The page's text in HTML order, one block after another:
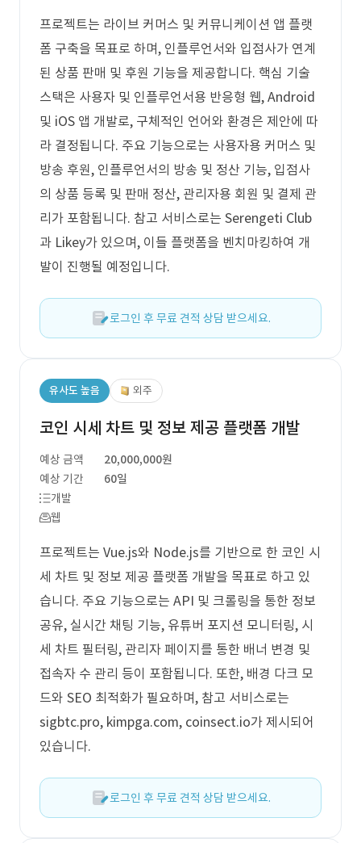
프로젝트는 라이브 커머스 및 커뮤니케이션 앱 플랫
폼 구축을 목표로 하며, 인플루언서와 입점사가 연계
된 상품 판매 및 후원 기능을 제공합니다. 핵심 기술
스택은 사용자 및 인플루언서용 반응형 웹, Android
및 iOS 앱 개발로, 구체적인 언어와 환경은 제안에 따
라 결정됩니다. 주요 기능으로는 사용자용 커머스 및
방송 후원, 인플루언서의 방송 및 정산 기능, 입점사
의 상품 등록 및 판매 정산, 관리자용 회원 및 결제 관
리가 포함됩니다. 참고 서비스로는 Serengeti Club
과 Likey가 있으며, 이들 플랫폼을 벤치마킹하여 개
발이 진행될 예정입니다.
로그인 후 무료 견적 상담 받으세요.
유사도 높음 외주
코인 시세 차트 및 정보 제공 플랫폼 개발
예상 금액
20,000,000원
예상 기간
60일
개발
웹
프로젝트는 Vue.js와 Node.js를 기반으로 한 코인 시
세 차트 및 정보 제공 플랫폼 개발을 목표로 하고 있
습니다. 주요 기능으로는 API 및 크롤링을 통한 정보
공유, 실시간 채팅 기능, 유튜버 포지션 모니터링, 시
세 차트 필터링, 관리자 페이지를 통한 배너 변경 및
접속자 수 관리 등이 포함됩니다. 또한, 배경 다크 모
드와 SEO 최적화가 필요하며, 참고 서비스로는
sigbtc.pro, kimpga.com, coinsect.io가 제시되어
있습니다.
로그인 후 무료 견적 상담 받으세요.